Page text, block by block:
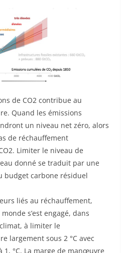
de CO2 contribue au
Quand les émissions
un niveau net zéro, alors
de réchauffement
Limiter le niveau de
donné se traduit par une
budget carbone résiduel
liés au réchauffement,
s’est engagé, dans
à limiter le
largement sous 2 °C avec
1, °C. La marge de manœuvre